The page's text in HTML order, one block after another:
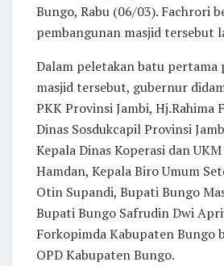
Bungo, Rabu (06/03). Fachrori
pembangunan masjid tersebut
Dalam peletakan batu pertama
masjid tersebut, gubernur
PKK Provinsi Jambi, Hj.Rahima
Dinas Sosdukcapil Provinsi
Kepala Dinas Koperasi dan
Hamdan, Kepala Biro Umum
Otin Supandi, Bupati Bungo
Bupati Bungo Safrudin Dwi
Forkopimda Kabupaten Bungo
OPD Kabupaten Bungo.